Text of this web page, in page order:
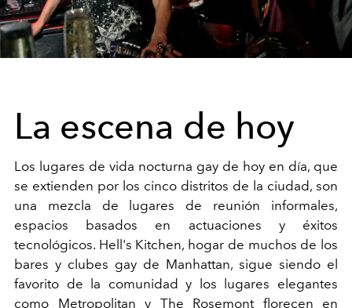
La escena de hoy
Los lugares de vida nocturna gay de hoy en día, que
se extienden por los cinco distritos de la ciudad, son
una mezcla de lugares de reunión informales,
espacios basados en actuaciones y éxitos
tecnológicos. Hell's Kitchen, hogar de muchos de los
bares y clubes gay de Manhattan, sigue siendo el
favorito de la comunidad y los lugares elegantes
como Metropolitan y The Rosemont florecen en